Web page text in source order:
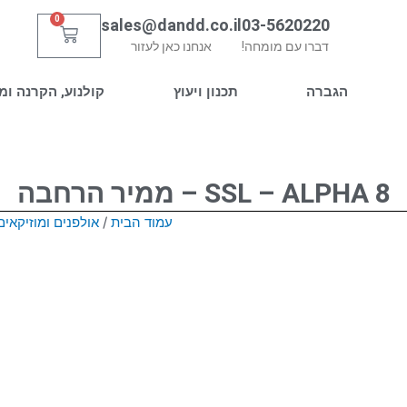
03-5620220
דברו עם מומחה!
sales@dandd.co.il
אנחנו כאן לעזור
0
עגלת
הגברה תכנון ויעוץ קולנוע, הקרנה
SSL – ALPHA 8 – ממיר הרחבה
עמוד הבית/ אולפנים